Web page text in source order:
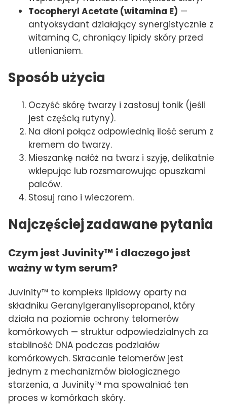
Tocopheryl Acetate (witamina E) —
antyoksydant działający synergistycznie z
witaminą C, chroniący lipidy skóry przed
utlenianiem.
Sposób użycia
Oczyść skórę twarzy i zastosuj tonik (jeśli
jest częścią rutyny).
Na dłoni połącz odpowiednią ilość serum z
kremem do twarzy.
Mieszankę nałóż na twarz i szyję, delikatnie
wklepując lub rozsmarowując opuszkami
palców.
Stosuj rano i wieczorem.
Najczęściej zadawane pytania
Czym jest Juvinity™ i dlaczego jest
ważny w tym serum?
Juvinity™ to kompleks lipidowy oparty na
składniku Geranylgeranylisopropanol, który
działa na poziomie ochrony telomerów
komórkowych — struktur odpowiedzialnych za
stabilność DNA podczas podziałów
komórkowych. Skracanie telomerów jest
jednym z mechanizmów biologicznego
starzenia, a Juvinity™ ma spowalniać ten
proces w komórkach skóry.